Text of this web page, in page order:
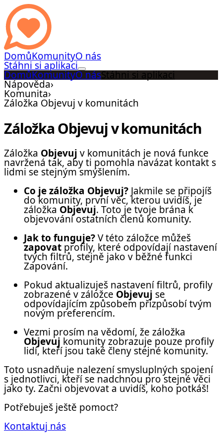
DomůKomunityO nás
Stáhni si aplikaci
DomůKomunityO násStáhni si aplikaci
Nápověda›
Komunita›
Záložka Objevuj v komunitách
Záložka Objevuj v komunitách
Záložka Objevuj v komunitách je nová funkce
navržená tak, aby ti pomohla navázat kontakt s
lidmi se stejným smýšlením.
Co je záložka Objevuj? Jakmile se připojíš
do komunity, první věc, kterou uvidíš, je
záložka Objevuj. Toto je tvoje brána k
objevování ostatních členů komunity.
Jak to funguje?V této záložce můžeš
zapovat profily, které odpovídají nastavení
tvých filtrů, stejně jako v běžné funkci
Zapování.
Pokud aktualizuješ nastavení filtrů, profily
zobrazené v záložce Objevuj se
odpovídajícím způsobem přizpůsobí tvým
novým preferencím.
Vezmi prosím na vědomí, že záložka
Objevuj komunity zobrazuje pouze profily
lidí, kteří jsou také členy stejné komunity.
Toto usnadňuje nalezení smysluplných spojení
s jednotlivci, kteří se nadchnou pro stejné věci
jako ty. Začni objevovat a uvidíš, koho potkáš!
Potřebuješ ještě pomoct?
Kontaktuj nás